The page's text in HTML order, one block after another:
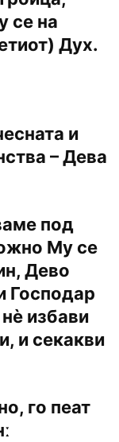
се на
Дух.
и
– Дева
под
Му се
Дево
Господар
избави
и секакви
го пеат